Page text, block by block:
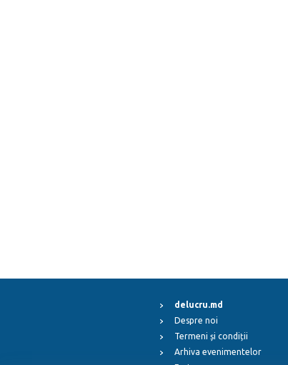
delucru.md
Despre noi
Termeni și condiții
Arhiva evenimentelor